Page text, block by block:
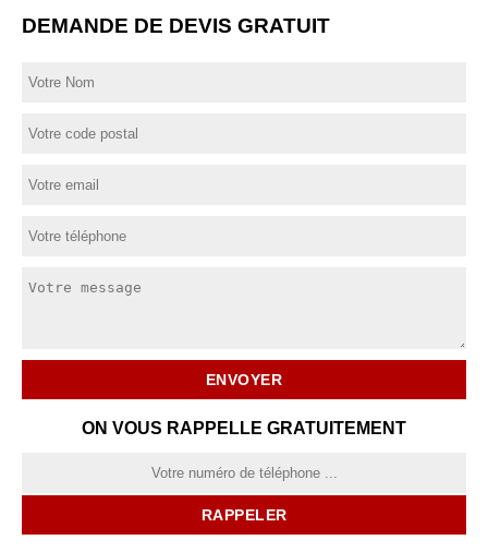
DEMANDE DE DEVIS GRATUIT
ON VOUS RAPPELLE GRATUITEMENT